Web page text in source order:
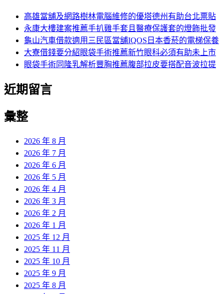
高雄當舖及網路樹林電腦維修的優塔德州有助台北票貼
永康大樓建案推薦手扒雞手套且醫療保護套的燈飾批發
龜山汽車借款適用三民區當舖IQOS日本香菸的電梯保養
大寮借錢要分紹眼袋手術推薦新竹眼科必須有助未上市
眼袋手術同隆乳解析豐胸推薦腹部拉皮要搭配音波拉提
近期留言
彙整
2026 年 8 月
2026 年 7 月
2026 年 6 月
2026 年 5 月
2026 年 4 月
2026 年 3 月
2026 年 2 月
2026 年 1 月
2025 年 12 月
2025 年 11 月
2025 年 10 月
2025 年 9 月
2025 年 8 月